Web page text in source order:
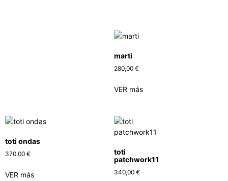
marti
280,00 €
VER más
toti ondas
370,00 €
VER más
toti
patchwork11
340,00 €